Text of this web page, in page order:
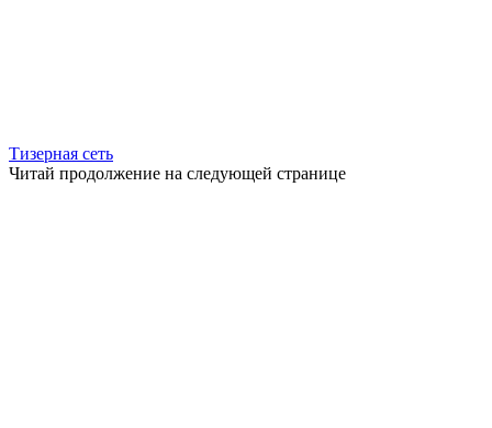
Тизерная сеть
Читай продолжение на следующей странице